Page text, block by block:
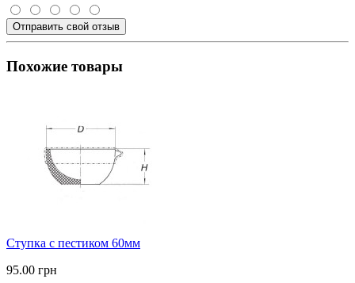
Отправить свой отзыв
Похожие товары
Ступка с пестиком 60мм
95.00 грн